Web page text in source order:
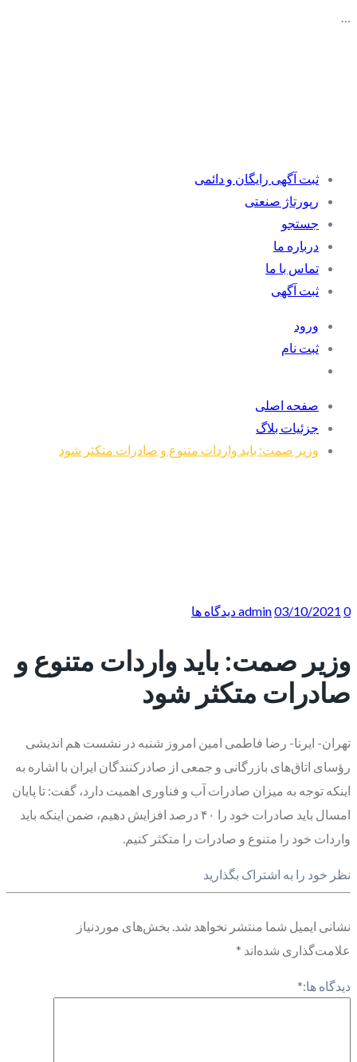
…
ثبت آگهی رایگان و دائمی
رپورتاژ صنعتی
جستجو
درباره ما
تماس با ما
ثبت آگهی
ورود
ثبت نام
صفحه اصلی
جزئیات بلاگ
وزیر صمت: باید واردات متنوع و صادرات متکثر شود
admin03/10/2021 0 دیدگاه ها
وزیر صمت: باید واردات متنوع و
صادرات متکثر شود
تهران- ایرنا- رضا فاطمی امین امروز شنبه در نشست هم اندیشی
رؤسای اتاق‌های بازرگانی و جمعی از صادرکنندگان ایران با اشاره به
اینکه توجه به میزان صادرات آب و فناوری اهمیت دارد، گفت: تا پایان
امسال باید صادرات خود را ۴۰ درصد افزایش دهیم، ضمن اینکه باید
واردات خود را متنوع و صادرات را متکثر کنیم.
نظر خود را به اشتراک بگذارید
نشانی ایمیل شما منتشر نخواهد شد. بخش‌های موردنیاز
علامت‌گذاری شده‌اند *
دیدگاه ها:*